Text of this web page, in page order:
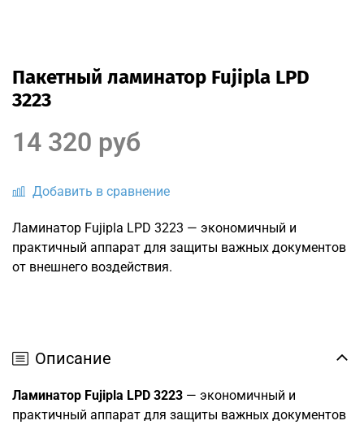
Пакетный ламинатор Fujipla LPD
3223
Добавить в сравнение
14 320 руб
Ламинатор Fujipla LPD 3223 — экономичный и
практичный аппарат для защиты важных документов
от внешнего воздействия.
Описание
Ламинатор Fujipla LPD 3223 — экономичный и
практичный аппарат для защиты важных документов